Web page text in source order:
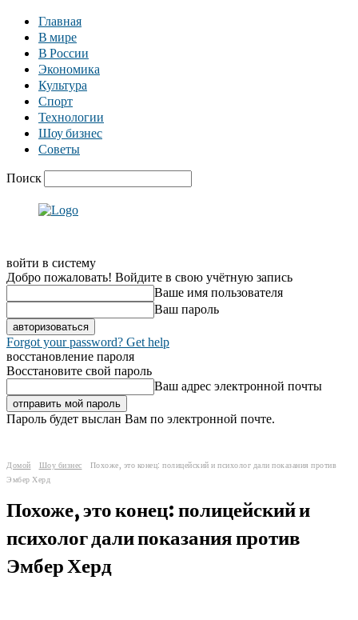
Главная
В мире
В России
Экономика
Культура
Спорт
Технологии
Шоу бизнес
Советы
Поиск
войти в систему
Добро пожаловать! Войдите в свою учётную запись
Ваше имя пользователя
Ваш пароль
Forgot your password? Get help
восстановление пароля
Восстановите свой пароль
Ваш адрес электронной почты
Пароль будет выслан Вам по электронной почте.
Домой Шоу бизнес
Похоже, это конец: полицейский и психолог дали показания против
Эмбер Херд
Похоже, это конец: полицейский и
психолог дали показания против
Эмбер Херд